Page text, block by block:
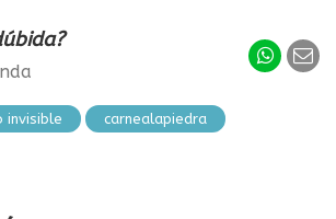
invisible carnealapiedra